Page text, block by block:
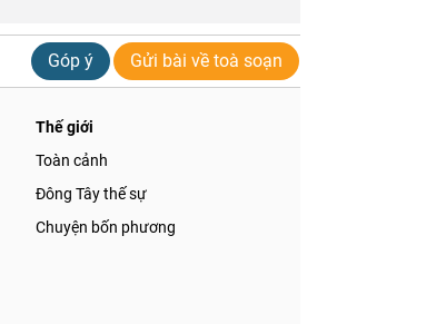
Góp ý Gửi bài về toà soạn
Thế giới
Toàn cảnh
Đông Tây thế sự
Chuyện bốn phương